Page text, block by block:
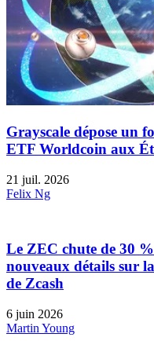
Grayscale dépose un
ETF Worldcoin aux
21 juil. 2026
Felix Ng
Le ZEC chute de 30
nouveaux détails sur
de Zcash
6 juin 2026
Martin Young